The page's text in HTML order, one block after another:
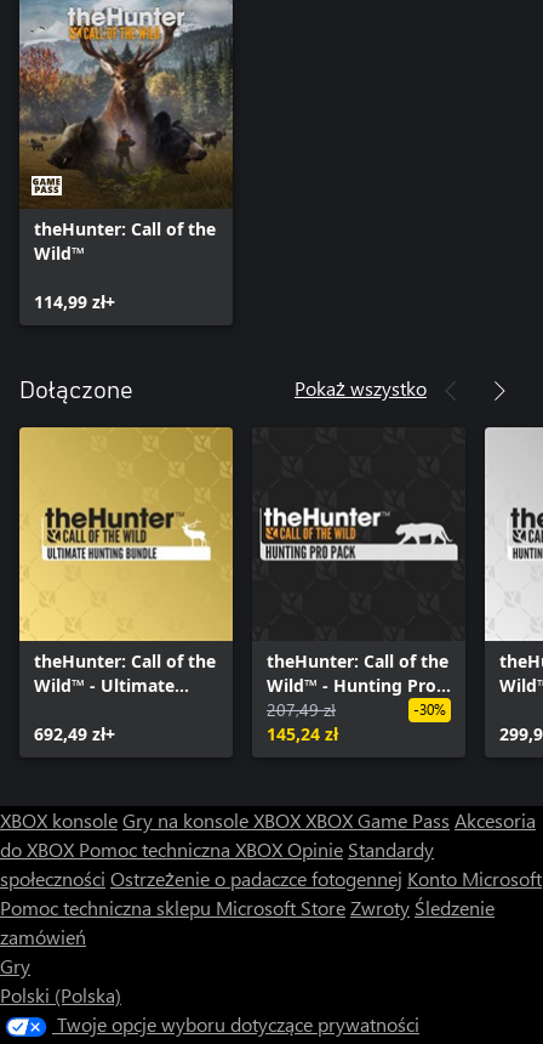
theHunter: Call of the
Wild™
114,99 zł+
Dołączone Pokaż wszystko
theHunter: Call of the
Wild™ - Ultimate
692,49 zł+
theHunter: Call of the
Wild™ - Hunting Pro
Pack
207,49 zł
145,24 zł
-30%
XBOX konsoleGry na konsole XBOXXBOX Game Pass Akcesoria
do XBOX Pomoc techniczna XBOXOpinie Standardy
społeczności Ostrzeżenie o padaczce fotogennej Konto Microsoft
Pomoc techniczna sklepu Microsoft StoreZwroty Śledzenie
zamówień
Gry
Polski (Polska)
Twoje opcje wyboru dotyczące prywatności